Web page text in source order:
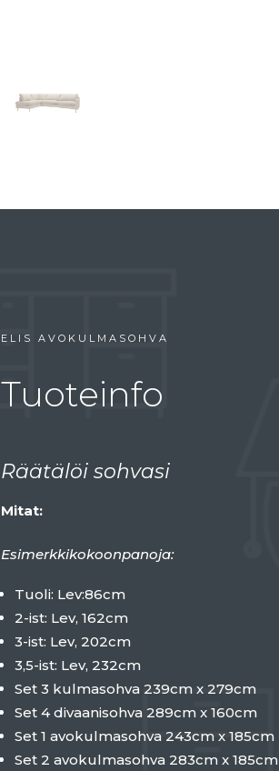
ELIS AVOKULMASOHVA
Tuoteinfo
Räätälöi sohvasi
Mitat:
Esimerkkikokoonpanoja:
Tuoli: Lev:86cm
2-ist: Lev, 162cm
3-ist: Lev, 202cm
3,5-ist: Lev, 232cm
Set 3 kulmasohva 239cm x 279cm
Set 4 divaanisohva 289cm x 160cm
Set 1 avokulmasohva 243cm x 185cm
Set 2 avokulmasohva 283cm x 185cm